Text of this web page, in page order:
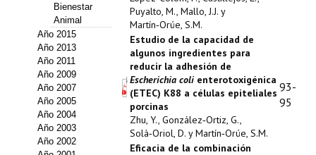
Presentación ITEA
Equipo Editorial
Leer revista ITEA
Directrices para autores/as
Políticas Editoriales
Bienestar
Animal
Año 2015
Año 2013
Año 2011
Año 2009
Año 2007
Año 2005
Año 2004
Año 2003
Año 2002
Puyalto, M., Mallo, J.J. y
Martín‑Orúe, S.M.
Estudio de la capacidad de
algunos ingredientes para
reducir la adhesión de
Escherichia colienterotoxigénica
(ETEC) K88 a células epiteliales
porcinas
Zhu, Y., González‑Ortiz, G.,
Solà‑Oriol, D. y Martín‑Orúe, S.M.
93-
95
Eficacia de la combinación